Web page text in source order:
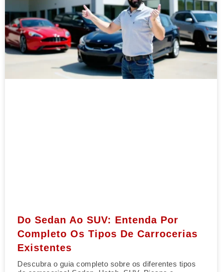
Do Sedan Ao SUV: Entenda Por
Completo Os Tipos De Carrocerias
Existentes
Descubra o guia completo sobre os diferentes tipos